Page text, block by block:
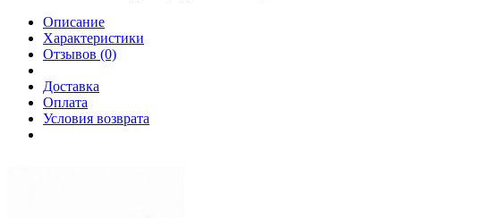
Описание
Характеристики
Отзывов (0)
Доставка
Оплата
Условия возврата